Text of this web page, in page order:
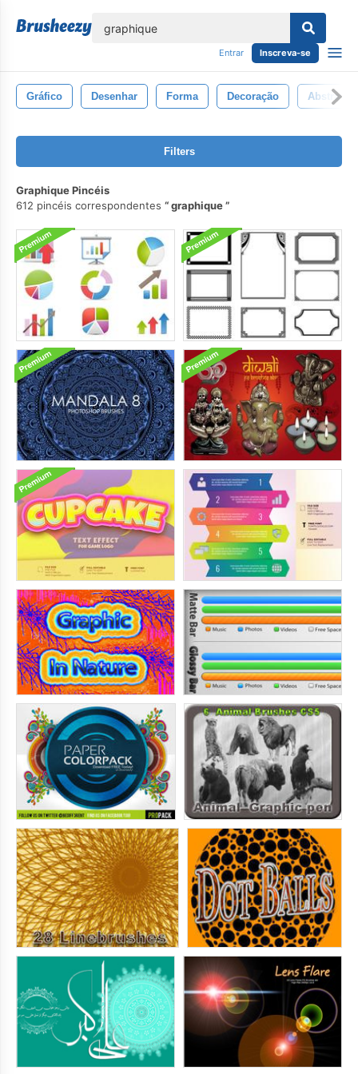
Entrar Inscreva-se
Gráfico Desenhar Forma Decoração Abstrato
Filters
Graphique Pincéis
612 pincéis correspondentes
graphique